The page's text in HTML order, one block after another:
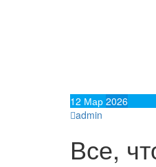
12 Мар 2026
admin
Все,